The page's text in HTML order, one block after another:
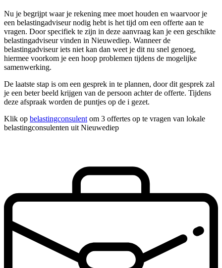
Nu je begrijpt waar je rekening mee moet houden en waarvoor je
een belastingadviseur nodig hebt is het tijd om een offerte aan te
vragen. Door specifiek te zijn in deze aanvraag kan je een geschikte
belastingadviseur vinden in Nieuwediep. Wanneer de
belastingadviseur iets niet kan dan weet je dit nu snel genoeg,
hiermee voorkom je een hoop problemen tijdens de mogelijke
samenwerking.
De laatste stap is om een gesprek in te plannen, door dit gesprek zal
je een beter beeld krijgen van de persoon achter de offerte. Tijdens
deze afspraak worden de puntjes op de i gezet.
Klik op belastingconsulent om 3 offertes op te vragen van lokale
belastingconsulenten uit Nieuwediep